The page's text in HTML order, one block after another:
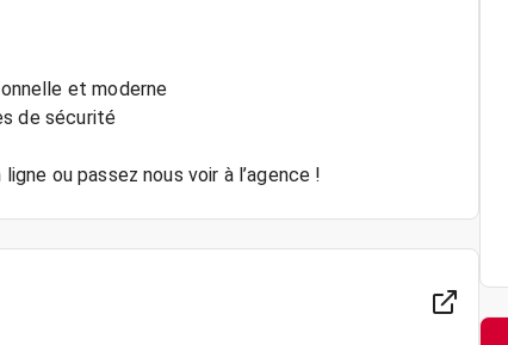
et moderne
de sécurité
ou passez nous voir à l’agence !